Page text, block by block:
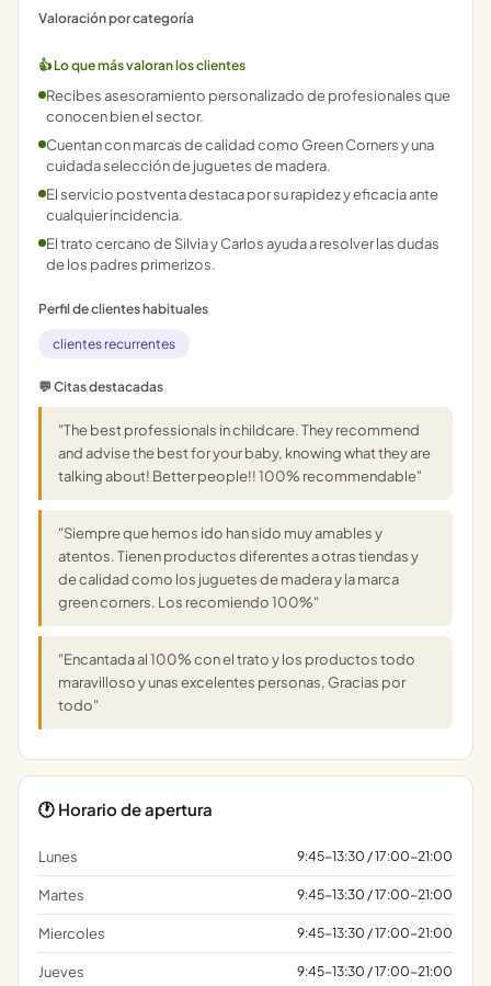
Valoración por categoría
👍 Lo que más valoran los clientes
Recibes asesoramiento personalizado de profesionales que
conocen bien el sector.
Cuentan con marcas de calidad como Green Corners y una
cuidada selección de juguetes de madera.
El servicio postventa destaca por su rapidez y eficacia ante
cualquier incidencia.
El trato cercano de Silvia y Carlos ayuda a resolver las dudas
de los padres primerizos.
Perfil de clientes habituales
clientes recurrentes
💬 Citas destacadas
"The best professionals in childcare. They recommend
and advise the best for your baby, knowing what they are
talking about! Better people!! 100% recommendable"
"Siempre que hemos ido han sido muy amables y
atentos. Tienen productos diferentes a otras tiendas y
de calidad como los juguetes de madera y la marca
green corners. Los recomiendo 100%"
"Encantada al 100% con el trato y los productos todo
maravilloso y unas excelentes personas, Gracias por
todo"
🕐 Horario de apertura
Lunes 9:45-13:30 / 17:00-21:00
Martes 9:45-13:30 / 17:00-21:00
Miercoles 9:45-13:30 / 17:00-21:00
Jueves 9:45-13:30 / 17:00-21:00